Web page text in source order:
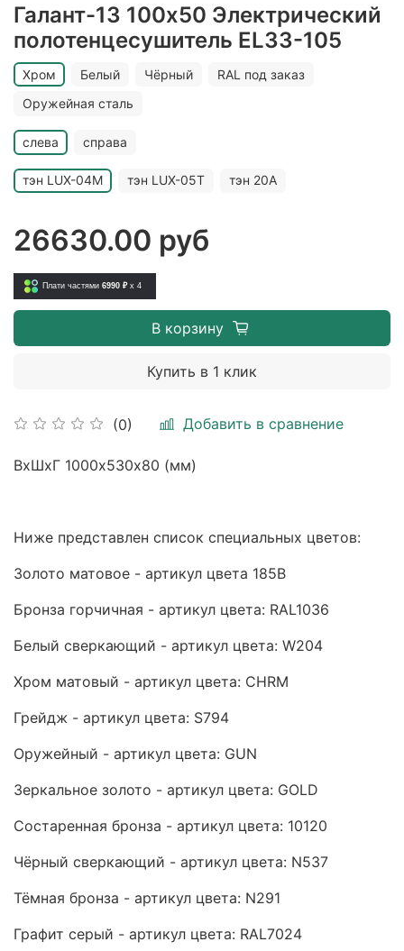
Галант-13 100х50 Электрический
полотенцесушитель ЕL33-105
(0) Добавить в сравнение
Хром Белый Чёрный
RAL под заказ
Оружейная сталь
слева справа
тэн LUX-04M тэн LUX-05T тэн 20A
26630.00 руб
Плати частями 6990 ₽ x 4
В корзину
Купить в 1 клик
ВхШхГ 1000х530х80 (мм)
Ниже представлен список специальных цветов:
Золото матовое - артикул цвета 185B
Бронза горчичная - артикул цвета: RAL1036
Белый сверкающий - артикул цвета: W204
Хром матовый - артикул цвета: CHRM
Грейдж - артикул цвета: S794
Оружейный - артикул цвета: GUN
Зеркальное золото - артикул цвета: GOLD
Состаренная бронза - артикул цвета: 10120
Чёрный сверкающий - артикул цвета: N537
Тёмная бронза - артикул цвета: N291
Графит серый - артикул цвета: RAL7024